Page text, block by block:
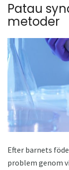
Patau
metoder
Efter barnets
problem genom